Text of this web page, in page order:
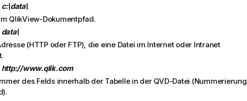
c:\data\
QlikView-Dokumentpfad.
data\
(HTTPoder FTP), die eine Datei im Internet oder Intranet
http://www.qlik.com
des Felds innerhalb der Tabelle in der QVD-Datei (Nummerierung